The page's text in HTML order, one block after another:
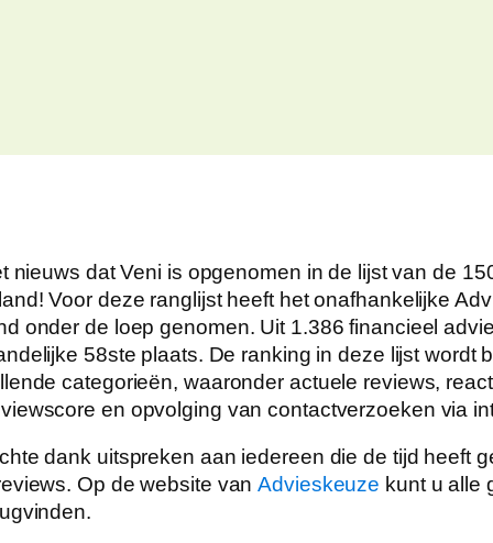
nieuws dat Veni is opgenomen in de lijst van de
Voor deze ranglijst heeft het onafhankelijke
onder de loep genomen. Uit 1.386 financieel
58ste plaats. De ranking in deze lijst wordt
categorieën, waaronder actuele reviews,
en opvolging van contactverzoeken via
dank uitspreken aan iedereen die de tijd heeft
Op de website vanAdvieskeuze kunt u alle